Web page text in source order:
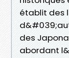
établit des
des
abordant